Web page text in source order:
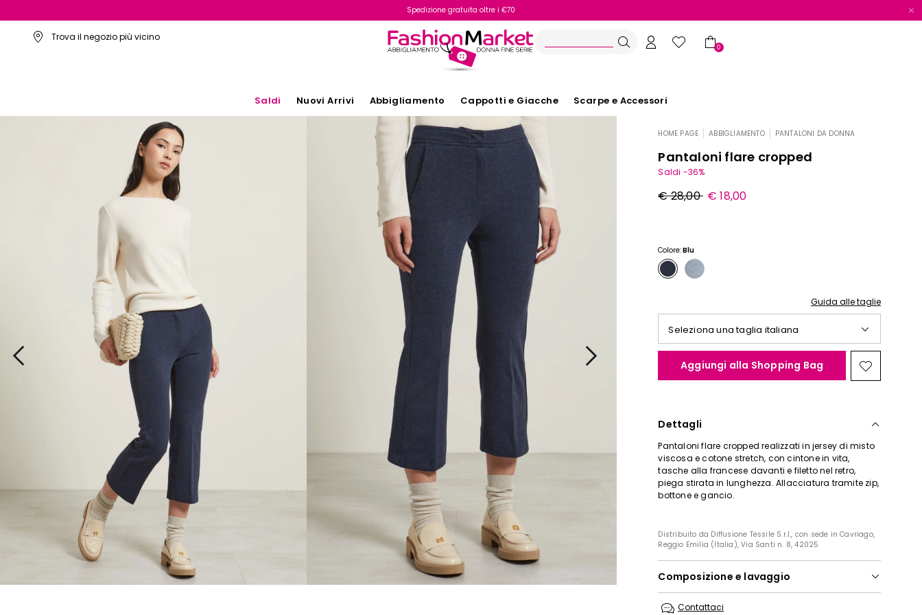
Reso facile e veloce
Spedizione gratuita oltre i €70
Trova il negozio più vicino
0
Saldi Nuovi Arrivi Abbigliamento Cappotti e Giacche Scarpe e Accessori
HOME PAGE| ABBIGLIAMENTO PANTALONI DA DONNA
Pantaloni flare cropped
Saldi -36%
Prezzo
originale
€ 28,00 Nuovo
prezzo
€ 18,00
Colore:Blu
Guida alle taglie
Seleziona una taglia italiana
Aggiungi alla Shopping Bag
Sposta
nella
Dettagli
Pantaloni flare cropped realizzati in jersey di misto
viscosa e cotone stretch, con cintone in vita,
tasche alla francese davanti e filetto nel retro,
piega stirata in lunghezza. Allacciatura tramite zip,
bottone e gancio.
Distribuito da Diffusione Tessile S.r.l., con sede in Cavriago,
Reggio Emilia (Italia), Via Santi n. 8, 42025
Composizione e lavaggio
meccanica; non candeggiare; non asciugare in
Contattaci